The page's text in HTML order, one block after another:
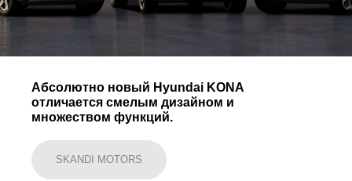
Абсолютно новый Hyundai KONA
отличается смелым дизайном и
множеством функций.
SKANDI MOTORS